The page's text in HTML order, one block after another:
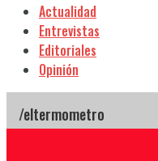
Actualidad
Entrevistas
Editoriales
Opinión